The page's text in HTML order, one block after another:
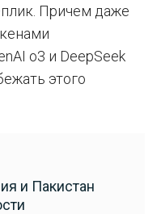
Причем даже
o3 и DeepSeek
этого
и Пакистан